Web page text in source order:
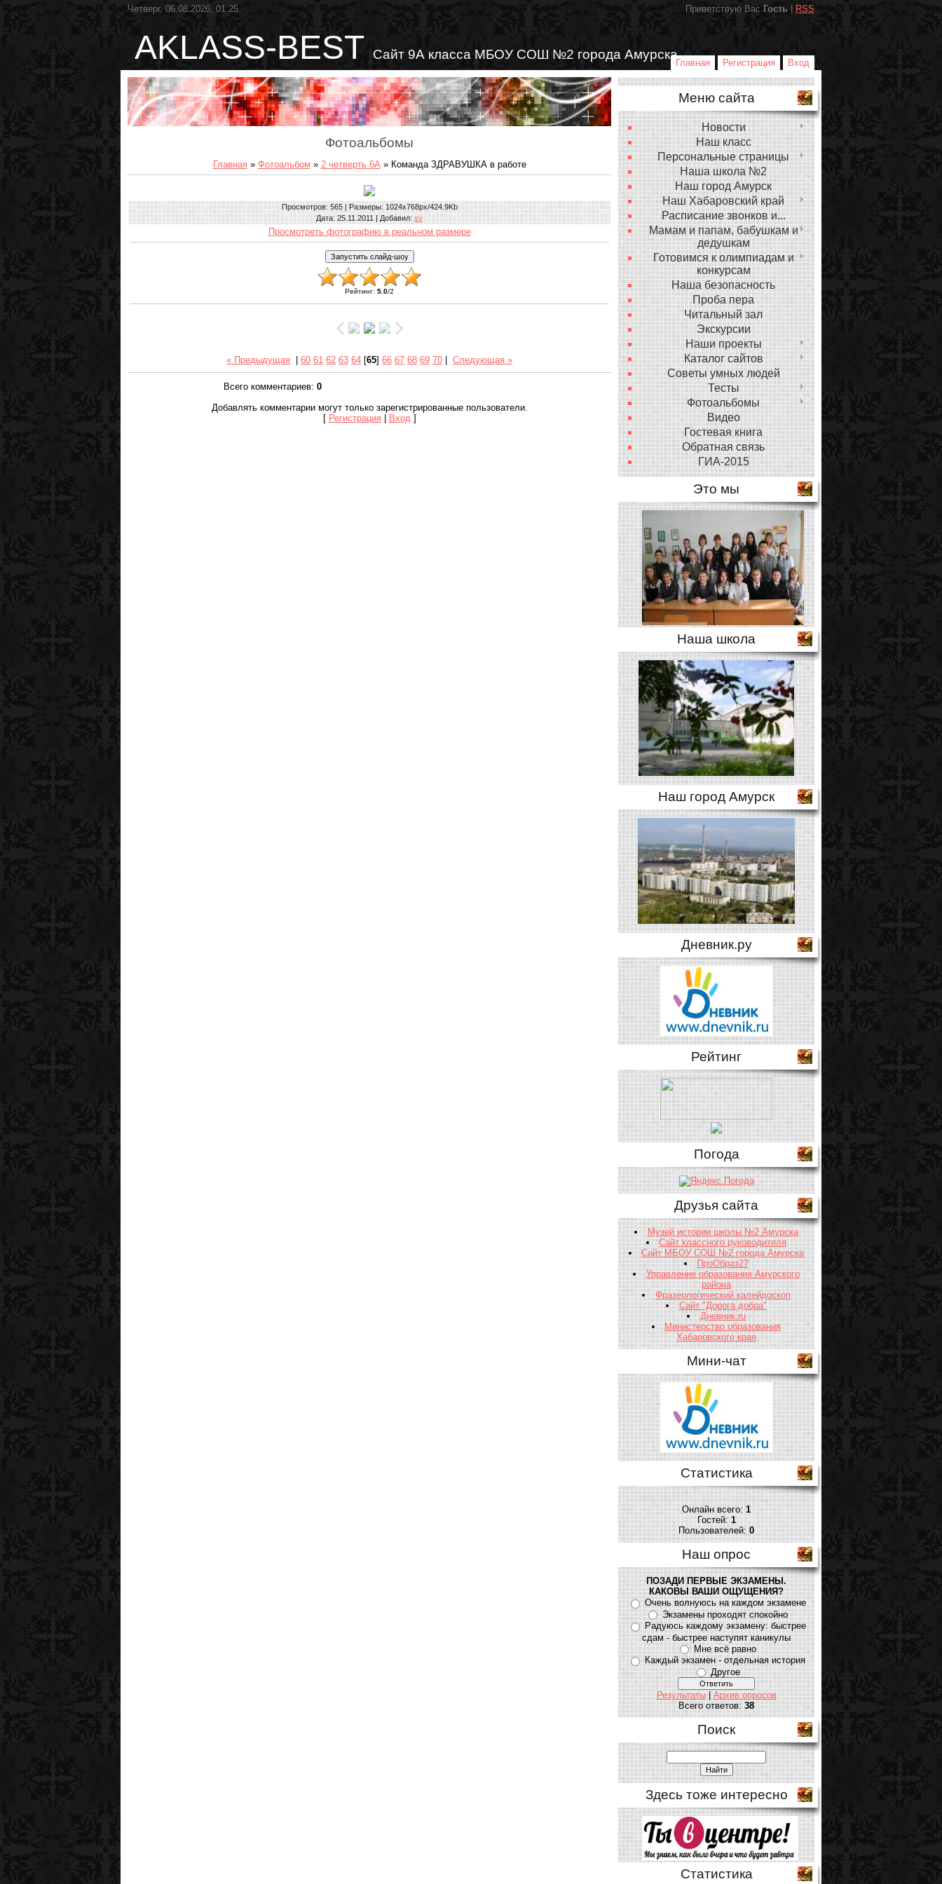
Четверг, 06.08.2026, 01:25 Приветствую Вас Гость RSS
AKLASS-BEST Сайт 9А класса МБОУ СОШ №2 города Амурска
Главная Регистрация Вход
Фотоальбомы
Главная » Фотоальбом » 2 четверть 6А» Команда ЗДРАВУШКА в работе
Просмотров: 565 | Размеры: 1024x768px/424.9Kb
Дата: 25.11.2011 | Добавил: sv
Просмотреть фотографию в реальном размере
Рейтинг: 5.0/2
« Предыдущая 60 61 62 63 64 [65] 66 67 68 69 70 Следующая »
Всего комментариев: 0
Добавлять комментарии могут только зарегистрированные пользователи.
[ Регистрация | Вход ]
Меню сайта
Новости
Наш класс
Персональные страницы
Наша школа №2
Наш город Амурск
Наш Хабаровский край
Расписание звонков и...
Мамам и папам, бабушкам и
дедушкам
Готовимся к олимпиадам и
конкурсам
Наша безопасность
Проба пера
Читальный зал
Экскурсии
Наши проекты
Каталог сайтов
Советы умных людей
Тесты
Фотоальбомы
Видео
Гостевая книга
Обратная связь
ГИА-2015
Это мы
Наша школа
Наш город Амурск
Дневник.ру
Рейтинг
Погода
Друзья сайта
Музей истории школы №2 Амурска
Сайт классного руководителя
Сайт МБОУ СОШ №2 города Амурска
ПроОбраз27
Управление образования Амурского
района
Фразеологический калейдоскоп
Сайт "Дорога добра"
Дневник.ru
Министерство образования
Хабаровского края
Мини-чат
Статистика
Онлайн всего:1
Гостей:1
Пользователей:0
Наш опрос
ПОЗАДИ ПЕРВЫЕ ЭКЗАМЕНЫ.
КАКОВЫ ВАШИ ОЩУЩЕНИЯ?
Очень волнуюсь на каждом экзамене
Экзамены проходят спокойно
Радуюсь каждому экзамену: быстрее
сдам - быстрее наступят каникулы
Мне всё равно
Каждый экзамен - отдельная история
Другое
Результаты|Архив опросов
Всего ответов:38
Поиск
Здесь тоже интересно
Статистика